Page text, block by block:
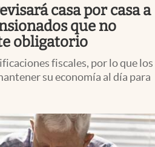
casa por casa a
que no
obligatorio
fiscales, por lo que los
su economía al día para